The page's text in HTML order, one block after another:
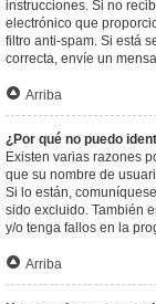
instrucciones. Si no
electrónico que
filtro anti-spam. Si está
correcta, envíe un
Arriba
¿Por qué no puedo
Existen varias razones
que su nombre de
Si lo están,
sido excluido. También
y/o tenga fallos en la
Arriba